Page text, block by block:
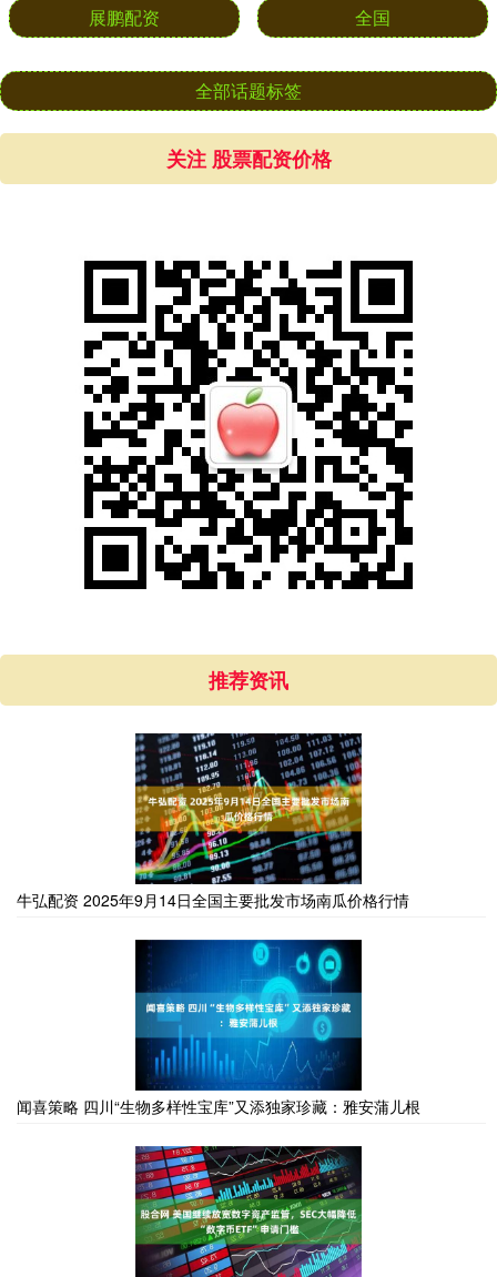
展鹏配资 全国
全部话题标签
关注 股票配资价格
推荐资讯
牛弘配资 2025年9月14日全国主要批发市场南瓜价格行情
闻喜策略 四川“生物多样性宝库”又添独家珍藏：雅安蒲儿根